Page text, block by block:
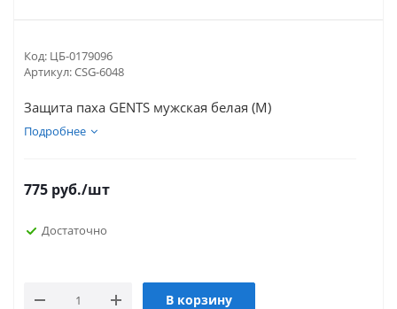
Код: ЦБ-0179096
Артикул:CSG-6048
Защита паха GENTS мужская белая (M)
Подробнее
775 руб./шт
Достаточно
В корзину